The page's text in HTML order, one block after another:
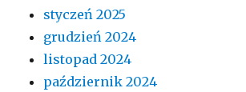
styczeń 2025
grudzień 2024
listopad 2024
październik 2024